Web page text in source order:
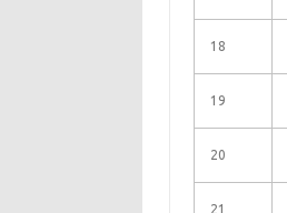
18
19
20
21